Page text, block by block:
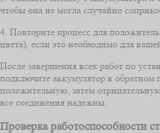
чтобы она не могла случайно
4. Повторите процесс для
цвета), если это необходимо для
После завершения всех работ по
подключите аккумулятор в обратном
положительную, затем
все соединения надежны.
Проверка работоспособности